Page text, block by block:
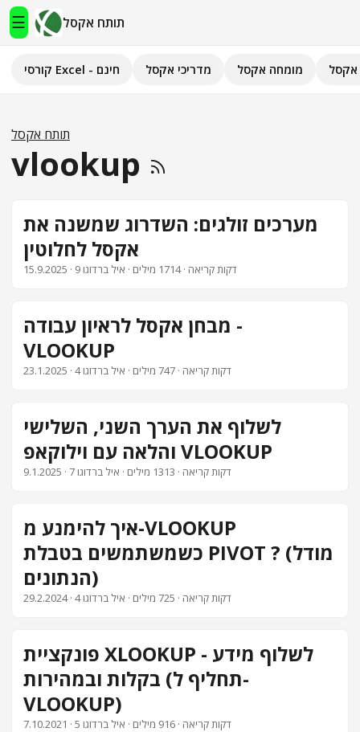
☰ תותח אקסל
השירותים שלנו
פיתוח אפליקציות
קורסי Excel - חינם מדריכי אקסל מומחה אקסל אקסל
תותח אקסל
vlookup
מערכים זולגים: השדרוג שמשנה את
אקסל לחלוטין
15.9.2025 · 9 דקות קריאה · 1714 מילים · איל ברדוגו
מבחן אקסל לראיון עבודה -
VLOOKUP
23.1.2025 · 4 דקות קריאה · 747 מילים · איל ברדוגו
לשלוף את הערך השני, השלישי
והלאה עם וילוקאפ VLOOKUP
9.1.2025 · 7 דקות קריאה · 1313 מילים · איל ברדוגו
איך להימנע מ-VLOOKUP
כשמשתמשים בטבלת PIVOT ? (מודל
הנתונים)
29.2.2024 · 4 דקות קריאה · 725 מילים · איל ברדוגו
פונקציית XLOOKUP - לשלוף מידע
בקלות ובמהירות (תחליף ל-
VLOOKUP)
7.10.2021 · 5 דקות קריאה · 916 מילים · איל ברדוגו